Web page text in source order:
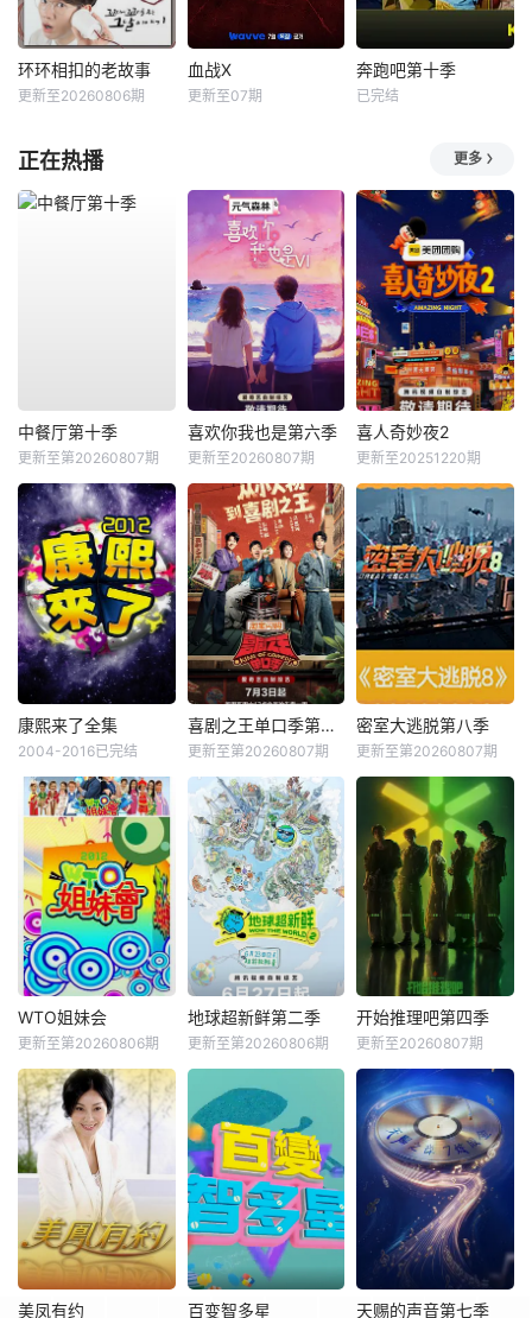
环环相扣的老故事
更新至20260806期
血战X
更新至07期
奔跑吧第十季
已完结
正在热播 更多
中餐厅第十季
更新至第20260807期
喜欢你我也是第六季
更新至20260807期
喜人奇妙夜2
更新至20251220期
康熙来了全集
2004-2016已完结
喜剧之王单口季第三季
更新至第20260807期
密室大逃脱第八季
更新至第20260807期
WTO姐妹会
更新至第20260806期
地球超新鲜第二季
更新至第20260806期
开始推理吧第四季
更新至20260807期
美凤有约 百变智多星 天赐的声音第七季